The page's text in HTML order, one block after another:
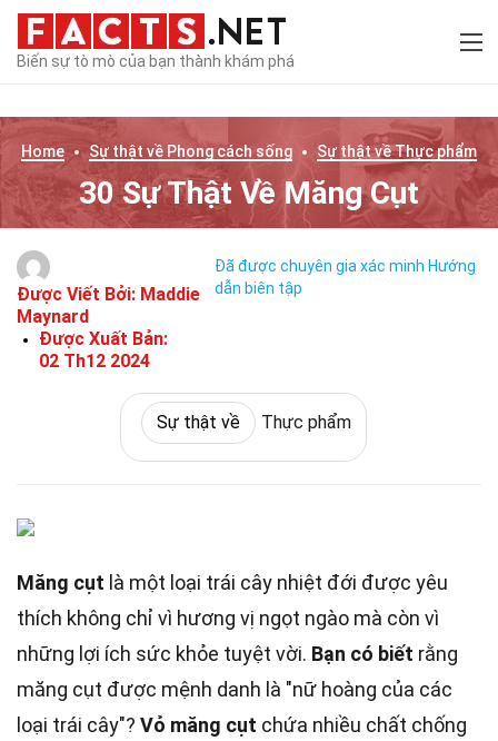
Biến sự tò mò của bạn thành khám phá
Home Sự thật về Phong cách sống Sự thật vềThực phẩm
30 Sự Thật Về Măng Cụt
Được Viết Bởi: Maddie
Maynard
Được Xuất Bản:
02 Th12 2024
Đã được chuyên gia xác minh Hướng
dẫn biên tập
Sự thật về Thực phẩm
Măng cụt là một loại trái cây nhiệt đới được yêu
thích không chỉ vì hương vị ngọt ngào mà còn vì
những lợi ích sức khỏe tuyệt vời. Bạn có biết rằng
măng cụt được mệnh danh là "nữ hoàng của các
loại trái cây"? Vỏ măng cụt chứa nhiều chất chống